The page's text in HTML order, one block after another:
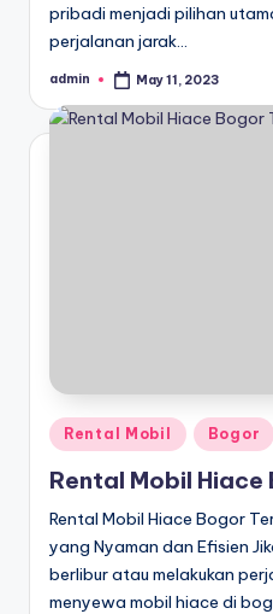
pribadi menjadi pilihan
perjalanan jarak…
Posted
admin May 11, 2023
Posted
Rental Mobil Bogor
Rental Mobil Hiace
Rental Mobil Hiace Bogor
yang Nyaman dan Efisien
berlibur atau melakukan
menyewa mobil hiace di